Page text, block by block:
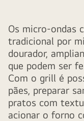
Os micro-ondas
tradicional por
dourador,
que podem ser
Com o grill é
pães, preparar
pratos com
acionar o forno